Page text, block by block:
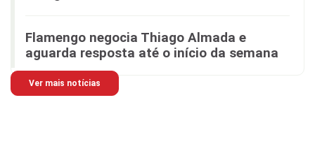
Flamengo negocia Thiago Almada e
aguarda resposta até o início da semana
Ver mais notícias